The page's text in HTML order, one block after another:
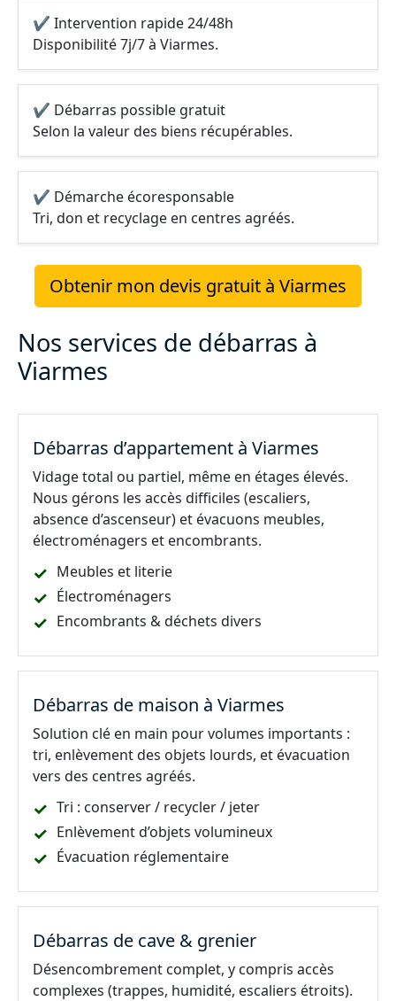
✔ Intervention rapide 24/48h
Disponibilité 7j/7 à Viarmes.
✔ Débarras possible gratuit
Selon la valeur des biens récupérables.
✔ Démarche écoresponsable
Tri, don et recyclage en centres agréés.
Obtenir mon devis gratuit à Viarmes
Nos services de débarras à
Viarmes
Débarras d’appartement à Viarmes
Vidage total ou partiel, même en étages élevés.
Nous gérons les accès difficiles (escaliers,
absence d’ascenseur) et évacuons meubles,
électroménagers et encombrants.
Meubles et literie
Électroménagers
Encombrants & déchets divers
Débarras de maison à Viarmes
Solution clé en main pour volumes importants :
tri, enlèvement des objets lourds, et évacuation
vers des centres agréés.
Tri : conserver / recycler / jeter
Enlèvement d’objets volumineux
Évacuation réglementaire
Débarras de cave & grenier
Désencombrement complet, y compris accès
complexes (trappes, humidité, escaliers étroits).